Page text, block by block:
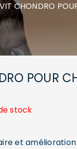
CHONDRO
POUR
stock
et